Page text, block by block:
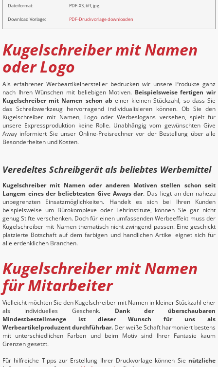
Dateiformat: PDF-X3, tiff, jpg.
Download Vorlage: PDF-Druckvorlage downloaden
Kugelschreiber mit Namen
oder Logo
Als erfahrener Werbeartikelhersteller bedrucken wir unsere Produkte ganz
nach Ihren Wünschen mit beliebigen Motiven. Beispielsweise fertigen wir
Kugelschreiber mit Namen schon ab einer kleinen Stückzahl, so dass Sie
das Schreibwerkzeug hervorragend individualisieren können. Ob Sie den
Kugelschreiber mit Namen, Logo oder Werbeslogans versehen, spielt für
unsere Expressproduktion keine Rolle. Unabhängig vom gewünschten Give
Away informiert Sie unser Online-Preisrechner vor der Bestellung über alle
Besonderheiten und Kosten.
Veredeltes Schreibgerät als beliebtes Werbemittel
Kugelschreiber mit Namen oder anderen Motiven stellen schon seit
Langem eines der beliebtesten Give Aways dar. Das liegt an den nahezu
unbegrenzten Einsatzmöglichkeiten. Handelt es sich bei Ihren Kunden
beispielsweise um Bürokomplexe oder Lehrinstitute, können Sie gar nicht
genug Stifte verschenken. Doch für einen umfassenden Werbeeffekt muss der
Kugelschreiber mit Namen thematisch nicht zwingend passen. Eine geschickt
platzierte Botschaft auf dem farbigen und handlichen Artikel eignet sich für
alle erdenklichen Branchen.
Kugelschreiber mit Namen
für Mitarbeiter
Vielleicht möchten Sie den Kugelschreiber mit Namen in kleiner Stückzahl eher
als individuelles Geschenk. Dank der überschaubaren
Mindestbestellmenge ist dieser Wunsch für uns als
Werbeartikelproduzent durchführbar. Der weiße Schaft harmoniert bestens
mit unterschiedlichen Farben und beim Motiv sind Ihrer Fantasie kaum
Grenzen gesetzt.
Für hilfreiche Tipps zur Erstellung Ihrer Druckvorlage können Sie nützliche